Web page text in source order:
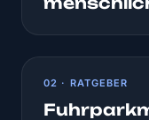
02 · RATGEBER